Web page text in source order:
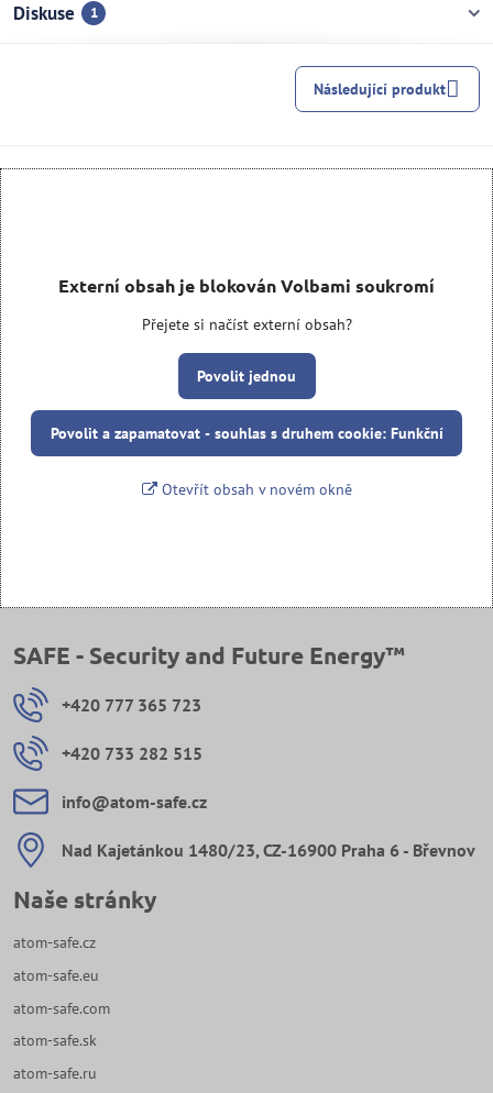
Diskuse 1
Následující produkt
Externí obsah je blokován Volbami soukromí
Přejete si načíst externí obsah?
Povolit jednou
Povolit a zapamatovat - souhlas s druhem cookie: Funkční
Otevřít obsah v novém okně
SAFE - Security and Future Energy™
+420 777 365 723
+420 733 282 515
info​@atom-safe​.cz
Nad Kajetánkou 1480/23, CZ-16900 Praha 6 - Břevnov
Naše stránky
atom-safe.cz
atom-safe.eu
atom-safe.com
atom-safe.sk
atom-safe.ru